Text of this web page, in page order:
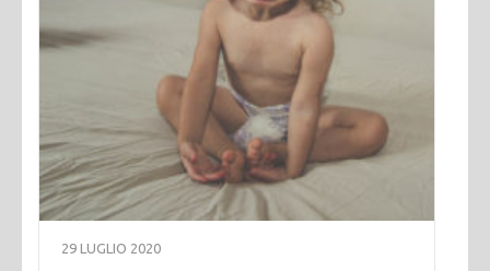
29 LUGLIO 2020